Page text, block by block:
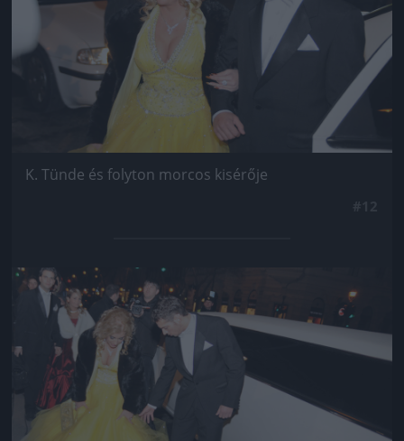
K. Tünde és folyton morcos kisérője
Jön még kép!